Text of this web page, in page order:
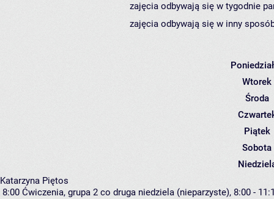
zajęcia odbywają się w tygodnie
zajęcia odbywają się w inny
Wtorek
Środa
Piątek
Sobota
Katarzyna Piętos
8:00 Ćwiczenia, grupa 2 co druga niedziela (nieparzyste), 8:00 -